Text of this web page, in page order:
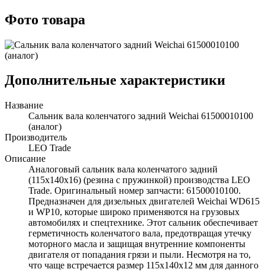
Фото товара
Дополнительные характеристики
Название
Сальник вала коленчатого задний Weichai 61500010100
(аналог)
Производитель
LEO Trade
Описание
Аналоговый сальник вала коленчатого задний
(115x140x16) (резина с пружинкой) производства LEO
Trade. Оригинальный номер запчасти: 61500010100.
Предназначен для дизельных двигателей Weichai WD615
и WP10, которые широко применяются на грузовых
автомобилях и спецтехнике. Этот сальник обеспечивает
герметичность коленчатого вала, предотвращая утечку
моторного масла и защищая внутренние компоненты
двигателя от попадания грязи и пыли. Несмотря на то,
что чаще встречается размер 115x140x12 мм для данного